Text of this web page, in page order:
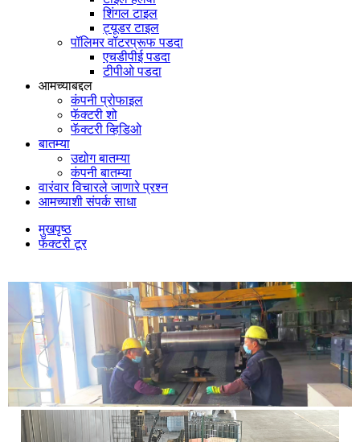
शिंगल टाइल
ट्यूडर टाइल
पॉलिमर वॉटरप्रूफ पडदा
एचडीपीई पडदा
टीपीओ पडदा
आमच्याबद्दल
कंपनी प्रोफाइल
फॅक्टरी शो
फॅक्टरी व्हिडिओ
बातम्या
उद्योग बातम्या
कंपनी बातम्या
वारंवार विचारले जाणारे प्रश्न
आमच्याशी संपर्क साधा
मुखपृष्ठ
फॅक्टरी टूर